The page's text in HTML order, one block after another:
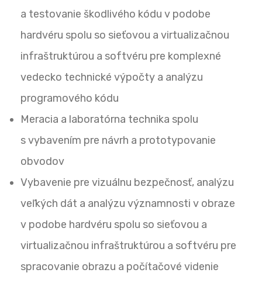
a testovanie škodlivého kódu v podobe
hardvéru spolu so sieťovou a virtualizačnou
infraštruktúrou a softvéru pre komplexné
vedecko technické výpočty a analýzu
programového kódu
Meracia a laboratórna technika spolu
s vybavením pre návrh a prototypovanie
obvodov
Vybavenie pre vizuálnu bezpečnosť, analýzu
veľkých dát a analýzu významnosti v obraze
v podobe hardvéru spolu so sieťovou a
virtualizačnou infraštruktúrou a softvéru pre
spracovanie obrazu a počítačové videnie